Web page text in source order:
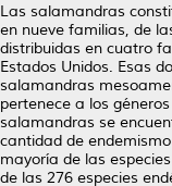
Las salamandras
en nueve familias, de
distribuidas en cuatro
Estados Unidos. Esas
salamandras
pertenece a los
salamandras se
cantidad de
mayoría de las
de las 276 especies